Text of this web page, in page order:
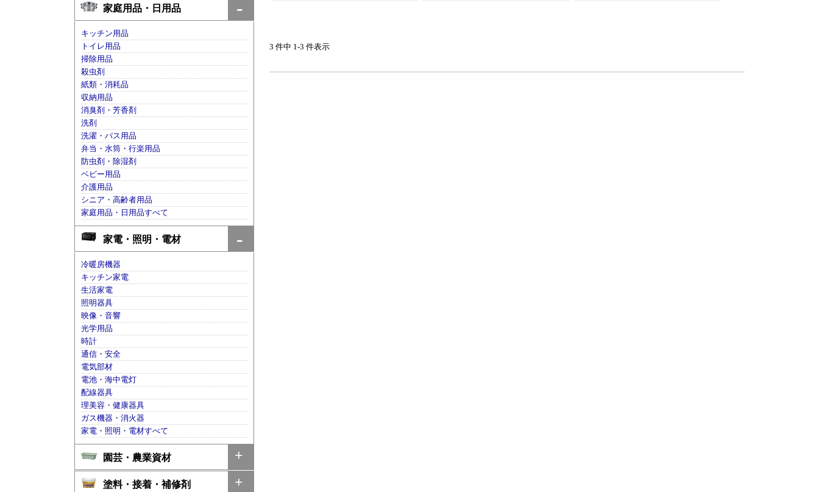
家庭用品・日用品
キッチン用品
トイレ用品
掃除用品
殺虫剤
紙類・消耗品
収納用品
消臭剤・芳香剤
洗剤
洗濯・バス用品
弁当・水筒・行楽用品
防虫剤・除湿剤
ベビー用品
介護用品
シニア・高齢者用品
家庭用品・日用品すべて
家電・照明・電材
冷暖房機器
キッチン家電
生活家電
照明器具
映像・音響
光学用品
時計
通信・安全
電気部材
電池・海中電灯
配線器具
理美容・健康器具
ガス機器・消火器
家電・照明・電材すべて
園芸・農業資材
塗料・接着・補修剤
3 件中 1-3 件表示